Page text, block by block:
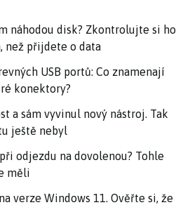
náhodou disk? Zkontrolujte si ho
než přijdete o data
USB portů: Co znamenají
konektory?
a sám vyvinul nový nástroj. Tak
ještě nebyl
odjezdu na dovolenou? Tohle
měli
verze Windows 11. Ověřte si, že